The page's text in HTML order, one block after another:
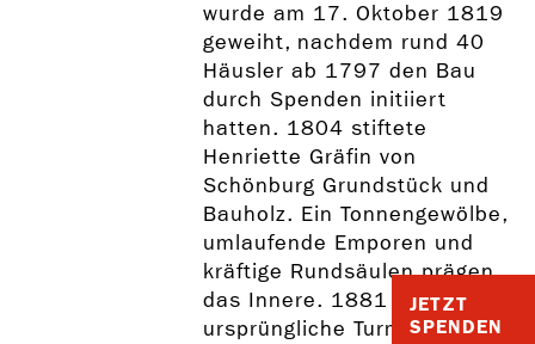
JETZT
SPENDEN
wurde am 17. Oktober 1819
geweiht, nachdem rund 40
Häusler ab 1797 den Bau
durch Spenden initiiert
hatten. 1804 stiftete
Henriette Gräfin von
Schönburg Grundstück und
Bauholz. Ein Tonnengewölbe,
umlaufende Emporen und
kräftige Rundsäulen prägen
das Innere. 1881 wurde der
ursprüngliche Turm ersetzt.